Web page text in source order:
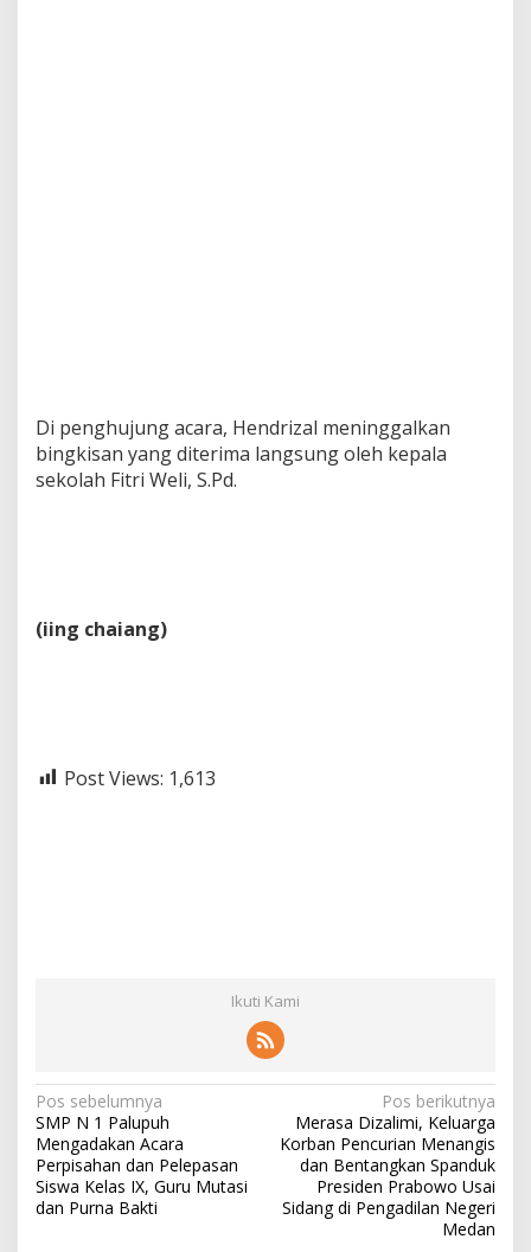
Di penghujung acara, Hendrizal meninggalkan
bingkisan yang diterima langsung oleh kepala
sekolah Fitri Weli, S.Pd.
(iing chaiang)
Post Views: 1,613
Ikuti Kami
N
a
v
i
Pos sebelumnya
SMP N 1 Palupuh
Mengadakan Acara
Perpisahan dan Pelepasan
Siswa Kelas IX, Guru Mutasi
dan Purna Bakti
Pos berikutnya
Merasa Dizalimi, Keluarga
Korban Pencurian Menangis
dan Bentangkan Spanduk
Presiden Prabowo Usai
Sidang di Pengadilan Negeri
Medan